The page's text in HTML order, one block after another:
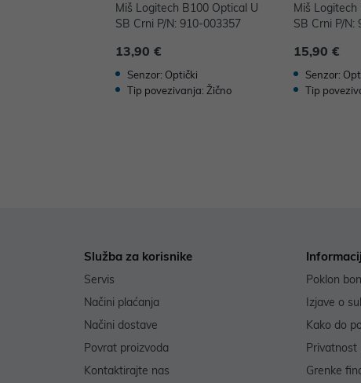
Miš Logitech B100 Optical U
SB Crni P/N: 910-003357
13,90 €
Senzor: Optički
Tip povezivanja: Žično
Miš
SB Crni P/N:
15,90 €
Senzor:
Tip
Služba za korisnike
Servis
Načini plaćanja
Načini dostave
Povrat proizvoda
Kontaktirajte nas
Poklon
Izjave o
Kako do
Privatnost
Grenke